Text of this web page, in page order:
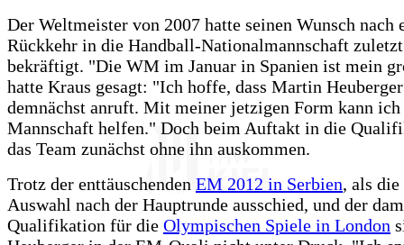
Der Weltmeister von 2007 hatte seinen Wunsch nach
Rückkehr in die Handball-Nationalmannschaft
bekräftigt. "Die WM im Januar in Spanien ist mein
hatte Kraus gesagt: "Ich hoffe, dass Martin
demnächst anruft. Mit meiner jetzigen Form kann ich
Mannschaft helfen." Doch beim Auftakt in die
das Team zunächst ohne ihn auskommen.
Trotz der enttäuschenden EM 2012 in Serbien, als
Auswahl nach der Hauptrunde ausschied, und der
Qualifikation für die Olympischen Spiele in London